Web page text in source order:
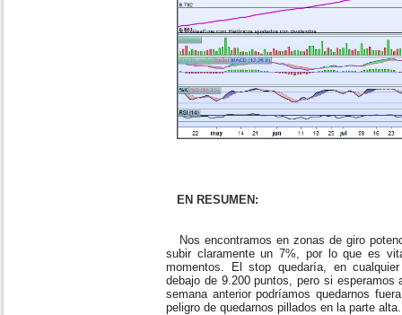
EN RESUMEN:
Nos encontramos en zonas de giro
subir claramente un 7%, por lo que es
momentos. El stop quedaría, en
debajo de 9.200 puntos, pero si
semana anterior podríamos quedarnos
peligro de quedarnos pillados en la parte